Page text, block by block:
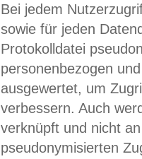
Bei jedem
sowie für jeden
Protokolldatei
personenbezogen
ausgewertet, um
verbessern. Auch
verknüpft und nicht
pseudonymisierten